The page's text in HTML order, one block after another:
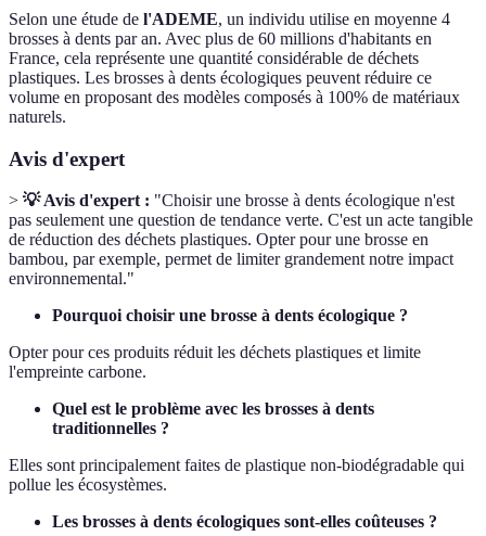
Selon une étude de l'ADEME, un individu utilise en moyenne 4
brosses à dents par an. Avec plus de 60 millions d'habitants en
France, cela représente une quantité considérable de déchets
plastiques. Les brosses à dents écologiques peuvent réduire ce
volume en proposant des modèles composés à 100% de matériaux
naturels.
Avis d'expert
> 💡 Avis d'expert : "Choisir une brosse à dents écologique n'est
pas seulement une question de tendance verte. C'est un acte tangible
de réduction des déchets plastiques. Opter pour une brosse en
bambou, par exemple, permet de limiter grandement notre impact
environnemental."
Pourquoi choisir une brosse à dents écologique ?
Opter pour ces produits réduit les déchets plastiques et limite
l'empreinte carbone.
Quel est le problème avec les brosses à dents
traditionnelles ?
Elles sont principalement faites de plastique non-biodégradable qui
pollue les écosystèmes.
Les brosses à dents écologiques sont-elles coûteuses ?